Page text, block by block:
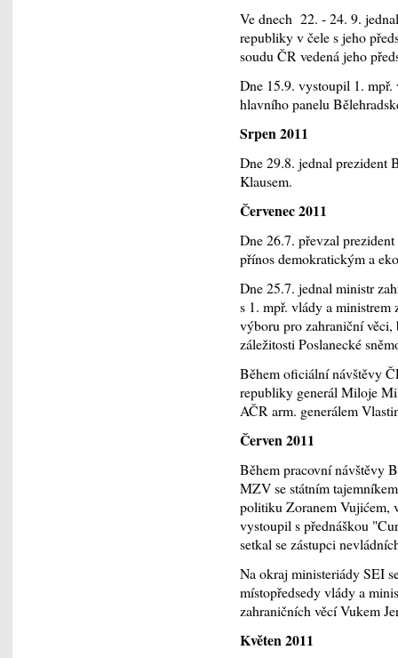
Ve dnech 22. - 24. 9.
republiky v čele s jeho
soudu ČR vedená jeho
Dne 15.9. vystoupil 1.
hlavního panelu
Srpen 2011
Dne 29.8. jednal prezident
Klausem.
Červenec 2011
Dne 26.7. převzal
přínos demokratickým a
Dne 25.7. jednal ministr
s 1. mpř. vlády a ministrem
výboru pro zahraniční věci,
záležitosti Poslanecké
Během oficiální návštěvy
republiky generál Miloje
AČR arm. generálem
Červen 2011
Během pracovní návštěvy
MZV se státním
politiku Zoranem Vujićem,
vystoupil s přednáškou
setkal se zástupci
Na okraj ministeriády SEI
místopředsedy vlády a
zahraničních věcí Vukem
Květen 2011